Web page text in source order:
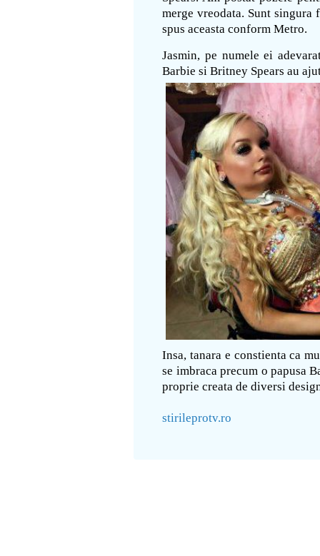
merge vreodata. Sunt singura
spus aceasta conform Metro.
Jasmin, pe numele ei
Barbie si Britney Spears au
Insa, tanara e constienta ca
se imbraca precum o papusa
proprie creata de diversi
stirileprotv.ro